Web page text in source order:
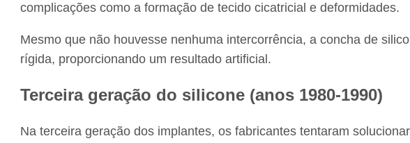
complicações como a formação de tecido cicatricial e deformidades.
Mesmo que não houvesse nenhuma intercorrência, a concha de
rígida, proporcionando um resultado artificial.
Terceira geração do silicone (anos 1980-1990)
Na terceira geração dos implantes, os fabricantes tentaram